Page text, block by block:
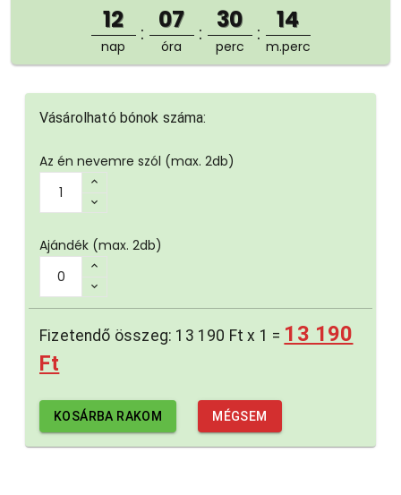
12
nap
07
óra
30
perc
13
m.perc
Vásárolható bónok száma:
Az én nevemre szól (max. 2db)
Ajándék (max. 2db)
Fizetendő összeg: 13 190 Ft x 1 = 13 190
Ft
KOSÁRBA RAKOM MÉGSEM